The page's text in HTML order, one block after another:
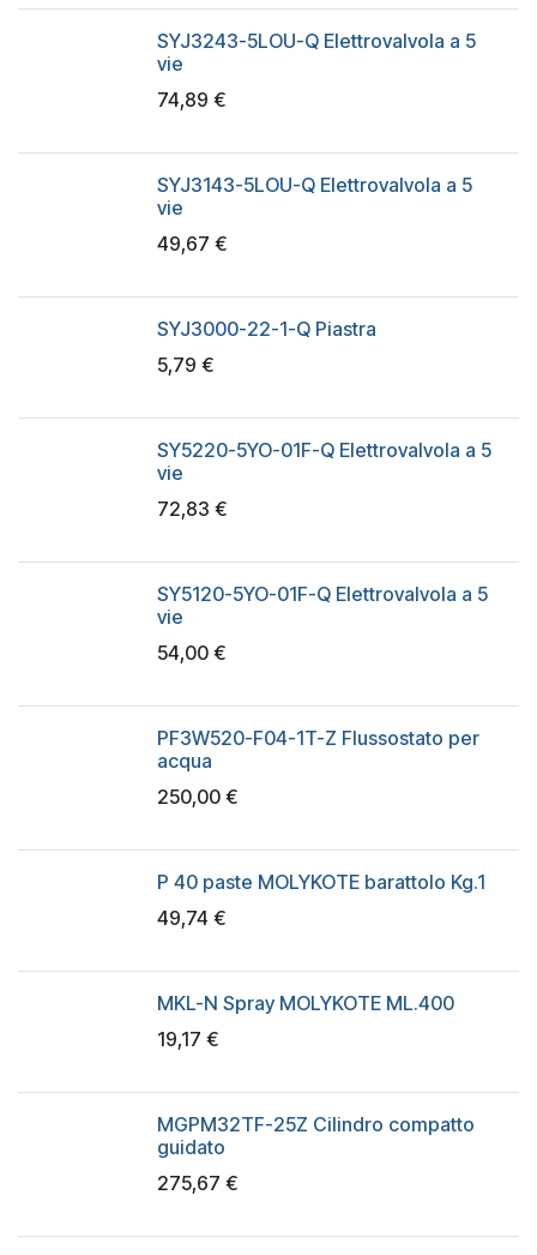
SYJ3243-5LOU-Q Elettrovalvola a 5
vie
74,89 €
SYJ3143-5LOU-Q Elettrovalvola a 5
vie
49,67 €
SYJ3000-22-1-Q Piastra
5,79 €
SY5220-5YO-01F-Q Elettrovalvola a 5
vie
72,83 €
SY5120-5YO-01F-Q Elettrovalvola a 5
vie
54,00 €
PF3W520-F04-1T-Z Flussostato per
acqua
250,00 €
P 40 paste MOLYKOTE barattolo Kg.1
49,74 €
MKL-N Spray MOLYKOTE ML.400
19,17 €
MGPM32TF-25Z Cilindro compatto
guidato
275,67 €